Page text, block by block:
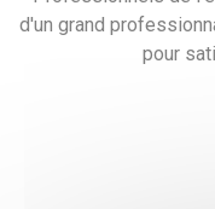
d'un grand
pour